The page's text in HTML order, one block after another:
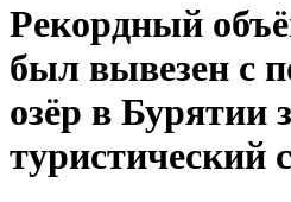
Рекордный
был вывезен с
озёр в Бурятии
туристический